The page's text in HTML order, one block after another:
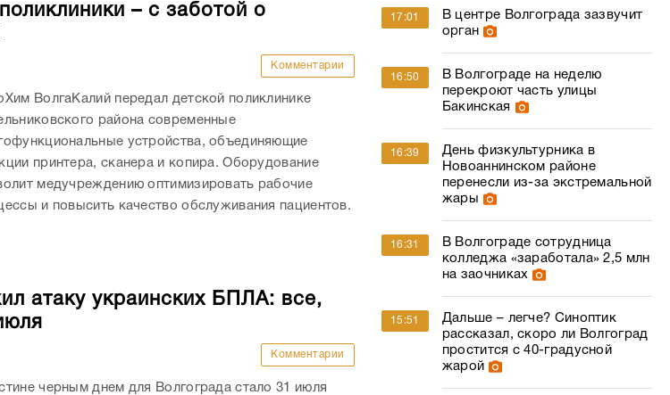
– с заботой о
Комментарии
ВолгаКалий передал детской поликлинике
района современные
устройства, объединяющие
принтера, сканера и копира. Оборудование
медучреждению оптимизировать рабочие
и повысить качество обслуживания пациентов.
атаку украинских БПЛА: все,
Комментарии
черным днем для Волгограда стало 31 июля
17:01
В центре Волгограда зазвучит
орган
16:50
В Волгограде на неделю
перекроют часть улицы
Бакинская
16:39
День физкультурника в
Новоаннинском районе
перенесли из-за экстремальной
жары
16:31
В Волгограде сотрудница
колледжа «заработала» 2,5 млн
на заочниках
15:51
Дальше – легче? Синоптик
рассказал, скоро ли Волгоград
простится с 40-градусной
жарой